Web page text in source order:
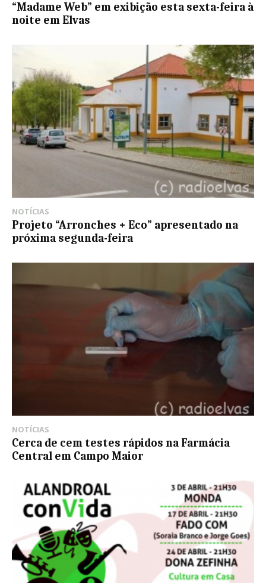
“Madame Web” em exibição esta sexta-feira à
noite em Elvas
NOTÍCIAS
Projeto “Arronches + Eco” apresentado na
próxima segunda-feira
NOTÍCIAS
Cerca de cem testes rápidos na Farmácia
Central em Campo Maior